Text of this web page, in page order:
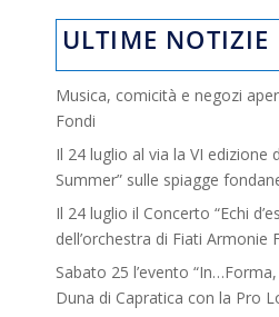
ULTIME NOTIZIE
Musica, comicità e negozi
Fondi
Il 24 luglio al via la VI edizione
Summer” sulle spiagge
Il 24 luglio il Concerto “Echi
dell’orchestra di Fiati Armonie
Sabato 25 l’evento
Duna di Capratica con la Pro